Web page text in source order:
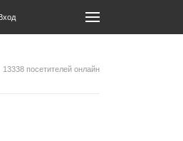
13338 посетителей онлайн